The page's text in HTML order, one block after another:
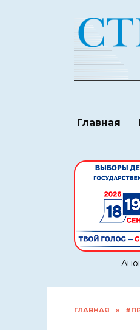
Главная
ГЛАВНАЯ »